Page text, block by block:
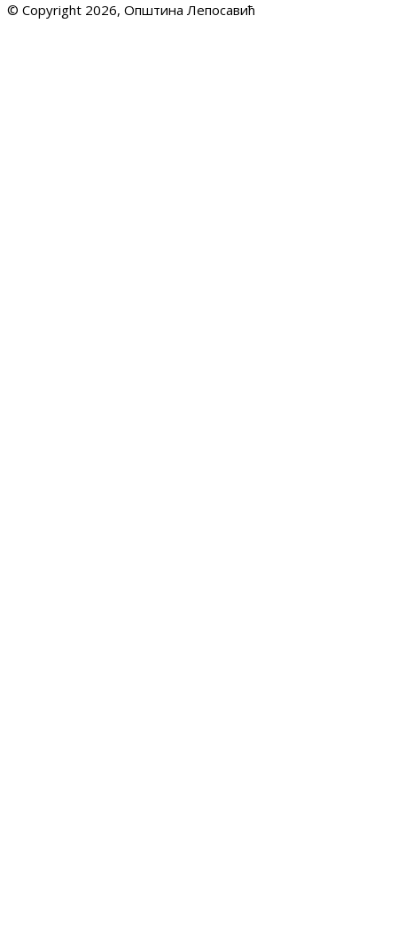
© Copyright 2026, Општина Лепосавић